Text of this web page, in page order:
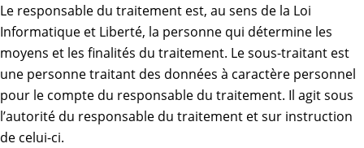
Le responsable du traitement est, au sens de la Loi
Informatique et Liberté, la personne qui détermine les
moyens et les finalités du traitement. Le sous-traitant est
une personne traitant des données à caractère personnel
pour le compte du responsable du traitement. Il agit sous
l’autorité du responsable du traitement et sur instruction
de celui-ci.